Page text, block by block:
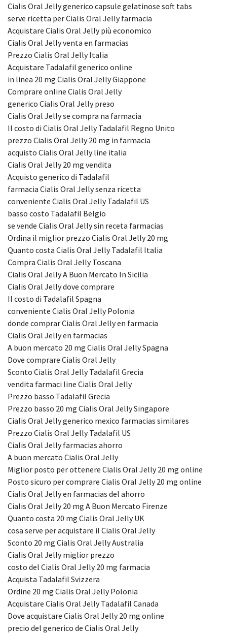
Cialis Oral Jelly generico capsule gelatinose soft tabs
serve ricetta per Cialis Oral Jelly farmacia
Acquistare Cialis Oral Jelly più economico
Cialis Oral Jelly venta en farmacias
Prezzo Cialis Oral Jelly Italia
Acquistare Tadalafil generico online
in linea 20 mg Cialis Oral Jelly Giappone
Comprare online Cialis Oral Jelly
generico Cialis Oral Jelly preзo
Cialis Oral Jelly se compra na farmacia
Il costo di Cialis Oral Jelly Tadalafil Regno Unito
prezzo Cialis Oral Jelly 20 mg in farmacia
acquisto Cialis Oral Jelly line italia
Cialis Oral Jelly 20 mg vendita
Acquisto generico di Tadalafil
farmacia Cialis Oral Jelly senza ricetta
conveniente Cialis Oral Jelly Tadalafil US
basso costo Tadalafil Belgio
se vende Cialis Oral Jelly sin receta farmacias
Ordina il miglior prezzo Cialis Oral Jelly 20 mg
Quanto costa Cialis Oral Jelly Tadalafil Italia
Compra Cialis Oral Jelly Toscana
Cialis Oral Jelly A Buon Mercato In Sicilia
Cialis Oral Jelly dove comprare
Il costo di Tadalafil Spagna
conveniente Cialis Oral Jelly Polonia
donde comprar Cialis Oral Jelly en farmacia
Cialis Oral Jelly en farmacias
A buon mercato 20 mg Cialis Oral Jelly Spagna
Dove comprare Cialis Oral Jelly
Sconto Cialis Oral Jelly Tadalafil Grecia
vendita farmaci line Cialis Oral Jelly
Prezzo basso Tadalafil Grecia
Prezzo basso 20 mg Cialis Oral Jelly Singapore
Cialis Oral Jelly generico mexico farmacias similares
Prezzo Cialis Oral Jelly Tadalafil US
Cialis Oral Jelly farmacias ahorro
A buon mercato Cialis Oral Jelly
Miglior posto per ottenere Cialis Oral Jelly 20 mg online
Posto sicuro per comprare Cialis Oral Jelly 20 mg online
Cialis Oral Jelly en farmacias del ahorro
Cialis Oral Jelly 20 mg A Buon Mercato Firenze
Quanto costa 20 mg Cialis Oral Jelly UK
cosa serve per acquistare il Cialis Oral Jelly
Sconto 20 mg Cialis Oral Jelly Australia
Cialis Oral Jelly miglior prezzo
costo del Cialis Oral Jelly 20 mg farmacia
Acquista Tadalafil Svizzera
Ordine 20 mg Cialis Oral Jelly Polonia
Acquistare Cialis Oral Jelly Tadalafil Canada
Dove acquistare Cialis Oral Jelly 20 mg online
precio del generico de Cialis Oral Jelly